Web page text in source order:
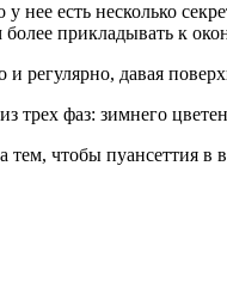
нее есть несколько
прикладывать к
регулярно, давая
трех фаз: зимнего
тем, чтобы пуансеттия